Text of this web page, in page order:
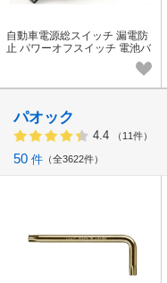
自動車電源総スイッチ 漏電防
止 パワーオフスイッチ 電池バ
ッテリースイッチ 12V-24V CL
パオック
4.4 （11件）
50 件 全3622件